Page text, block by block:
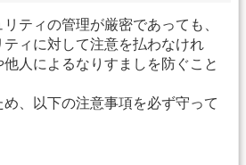
ティの管理が厳密であっても、
ィに対して注意を払わなけれ
人によるなりすましを防ぐこと
、以下の注意事項を必ず守って